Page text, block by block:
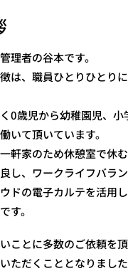
理者の谷本です。
は、職員ひとりひとり
0歳児から幼稚園児、
いて頂いています。
軒家のため休憩室で休
し、ワークライフバラ
ドの電子カルテを活用
す。
ことに多数のご依頼を
ただくこととなりまし